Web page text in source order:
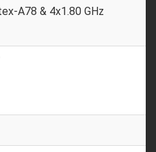
A78 & 4x1.80 GHz